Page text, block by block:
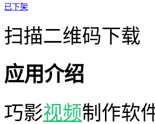
已下架
扫描二维码下载
应用介绍
巧影视频制作软